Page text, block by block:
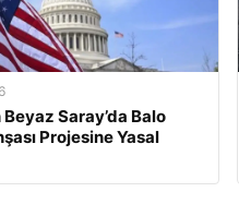
Beyaz Saray’da Balo
Projesine Yasal